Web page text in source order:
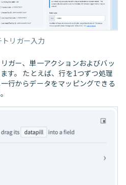
トリガー入力
ガー、単一アクションおよびバッ
す。 たとえば、行を1つずつ処理
行からデータをマッピングできる